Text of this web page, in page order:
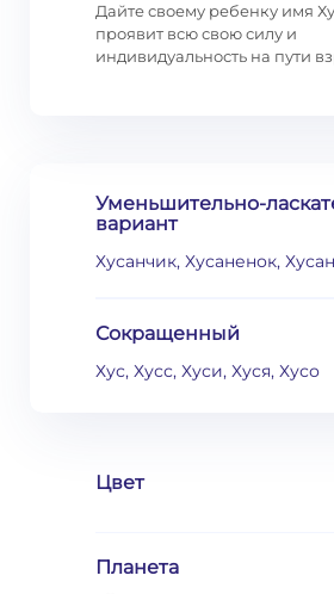
Дайте своему ребенку имя
проявит всю свою силу и
индивидуальность на пути
Уменьшительно-
вариант
Хусанчик, Хусаненок,
Сокращенный
Хус, Хусс, Хуси, Хуся, Хусо
Цвет
Планета